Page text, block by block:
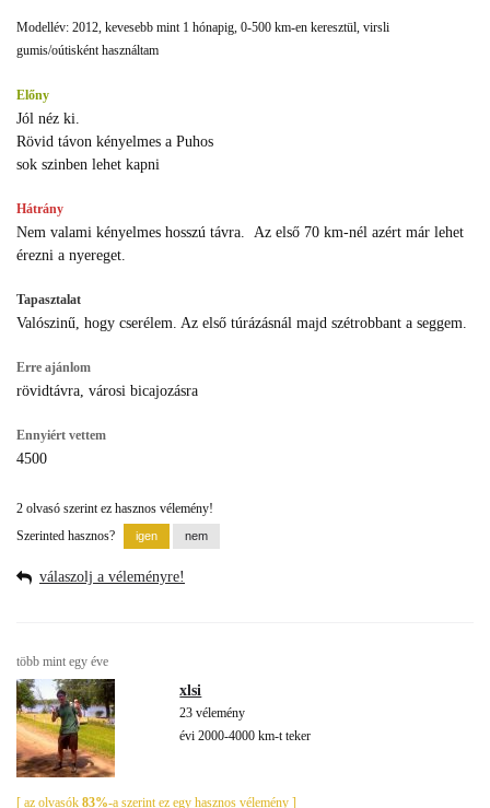
Modellév: 2012, kevesebb mint 1 hónapig, 0-500 km-en keresztül, virsli
gumis/oútisként használtam
Előny
Jól néz ki.
Rövid távon kényelmes a Puhos
sok szinben lehet kapni
Hátrány
Nem valami kényelmes hosszú távra. Az első 70 km-nél azért már lehet
érezni a nyereget.
Tapasztalat
Valószinű, hogy cserélem. Az első túrázásnál majd szétrobbant a seggem.
Erre ajánlom
rövidtávra, városi bicajozásra
Ennyiért vettem
4500
2 olvasó szerint ez hasznos vélemény!
Szerinted hasznos?
válaszolj a véleményre!
több mint egy éve
xlsi
23 vélemény
évi 2000-4000 km-t teker
[ az olvasók 83%-a szerint ez egy hasznos vélemény ]